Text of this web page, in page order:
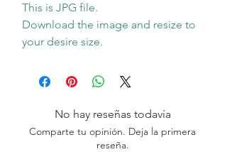
This is JPG file.
Download the image and resize to
your desire size.
No hay reseñas todavía
Comparte tu opinión. Deja la primera
reseña.